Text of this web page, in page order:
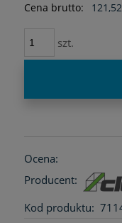
Cena brutto:
szt.
Ocena:
Producent:
Kod produktu: